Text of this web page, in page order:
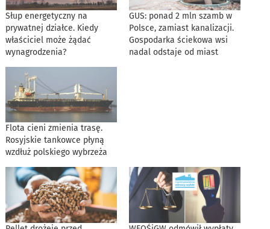
Słup energetyczny na
prywatnej działce. Kiedy
właściciel może żądać
wynagrodzenia?
GUS: ponad 2 mln szamb w
Polsce, zamiast kanalizacji.
Gospodarka ściekowa wsi
nadal odstaje od miast
Flota cieni zmienia trasę.
Rosyjskie tankowce płyną
wzdłuż polskiego wybrzeża